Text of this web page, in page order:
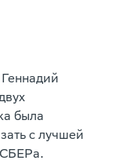
была
с лучшей
СБЕРа.